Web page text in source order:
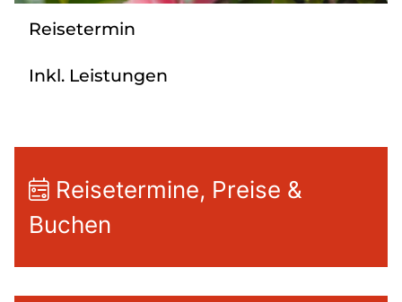
Reisetermin
Inkl. Leistungen
Reisetermine, Preise &
Buchen